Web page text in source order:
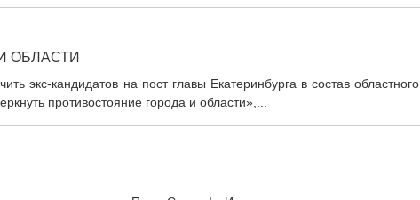
ОБЛАСТИ
экс-кандидатов на пост главы Екатеринбурга в состав областного
противостояние города и области»,...